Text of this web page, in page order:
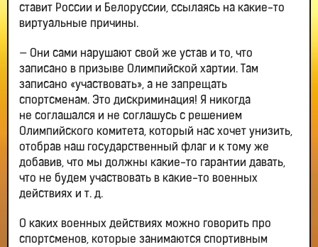
ставит России и Белоруссии, ссылаясь на какие-то
виртуальные причины.
— Они сами нарушают свой же устав и то, что
записано в призыве Олимпийской хартии. Там
записано «участвовать», а не запрещать
спортсменам. Это дискриминация! Я никогда
не соглашался и не соглашусь с решением
Олимпийского комитета, который нас хочет унизить,
отобрав наш государственный флаг и к тому же
добавив, что мы должны какие-то гарантии давать,
что не будем участвовать в какие-то военных
действиях и т. д.
О каких военных действиях можно говорить про
спортсменов, которые занимаются спортивным